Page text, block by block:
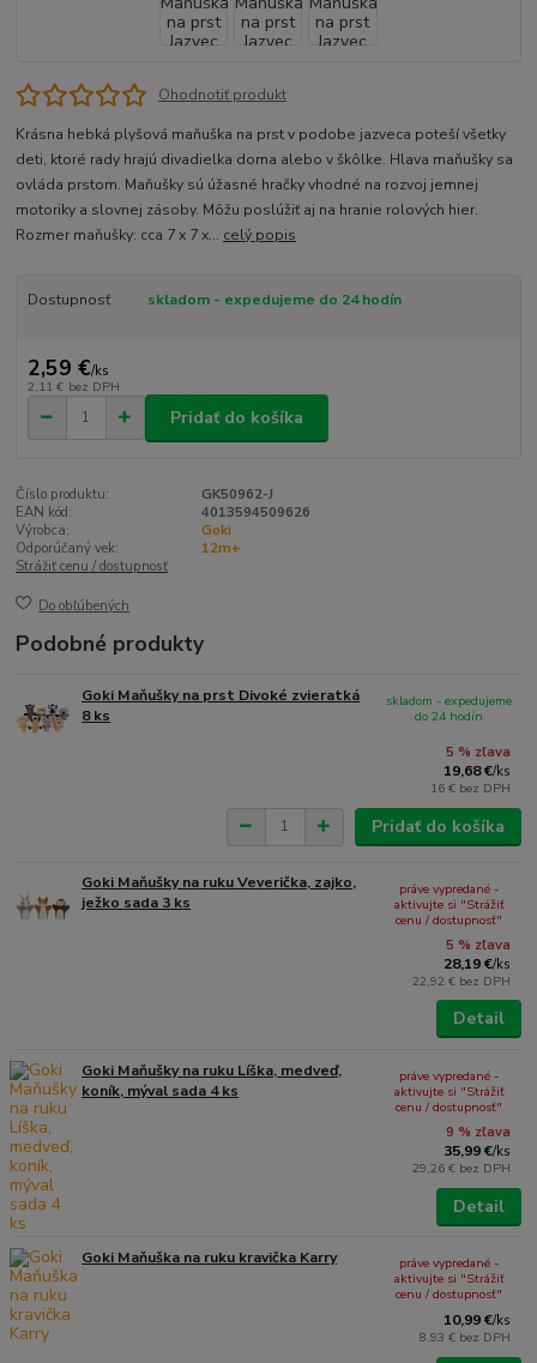
Ohodnotiť produkt
Krásna hebká plyšová maňuška na prst v podobe jazveca poteší všetky
deti, ktoré rady hrajú divadielka doma alebo v škôlke. Hlava maňušky sa
ovláda prstom. Maňušky sú úžasné hračky vhodné na rozvoj jemnej
motoriky a slovnej zásoby. Môžu poslúžiť aj na hranie rolových hier.
Rozmer maňušky: cca 7 x 7 x... celý popis
Dostupnosť skladom - expedujeme do 24 hodín
2,59 €/ks
2,11 € bez DPH
Pridať do košíka
Číslo produktu:
GK50962-J
EAN kód:
4013594509626
Výrobca:
Goki
Odporúčaný vek:
12m+
Strážiť cenu / dostupnosť
Do obľúbených
Podobné produkty
Goki Maňušky na prst Divoké zvieratká
8 ks
5 % zľava
19,68 €/ks
16 € bez DPH
skladom - expedujeme
do 24 hodín
Pridať do košíka
Goki Maňušky na ruku Veverička, zajko,
ježko sada 3 ks
5 % zľava
28,19 €/ks
22,92 € bez DPH
práve vypredané -
aktivujte si "Strážiť
cenu / dostupnosť"
Detail
Goki Maňušky na ruku Líška, medveď,
koník, mýval sada 4 ks
9 % zľava
35,99 €/ks
29,26 € bez DPH
práve vypredané -
aktivujte si "Strážiť
cenu / dostupnosť"
Detail
Goki Maňuška na ruku kravička Karry
10,99 €/ks
8,93 € bez DPH
práve vypredané -
aktivujte si "Strážiť
cenu / dostupnosť"